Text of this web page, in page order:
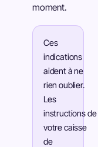
moment.
Ces
indications
aident à ne
rien oublier.
Les
instructions de
votre caisse
de